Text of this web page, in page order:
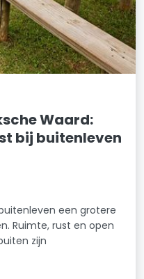
Waard:
bij buitenleven
een grotere
Ruimte, rust en open
zijn